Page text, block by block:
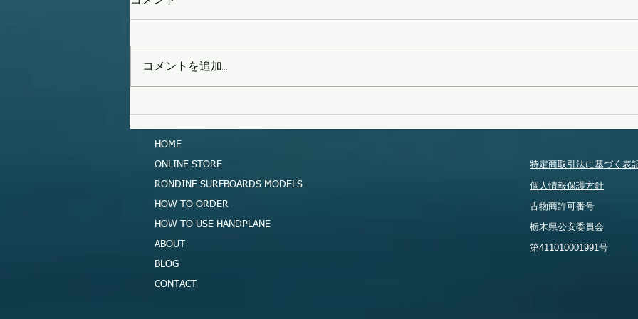
コメントを追加…
HOME
ONLINE STORE
RONDINE SURFBOARDS MODELS
HOW TO ORDER
HOW TO USE HANDPLANE
ABOUT
BLOG
CONTACT
特定商取引法に基づく表
個人情報保護方針
​古物商許可番号
​栃木県公安委員会
​第411010001991号